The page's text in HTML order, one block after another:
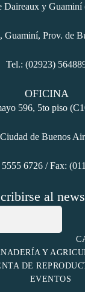
Daireaux y
Guaminí, Prov. de
Tel.: (02923)
OFICINA
596, 5to piso
Ciudad de Buenos
6726 / Fax:
al
Y
DE
EVENTOS